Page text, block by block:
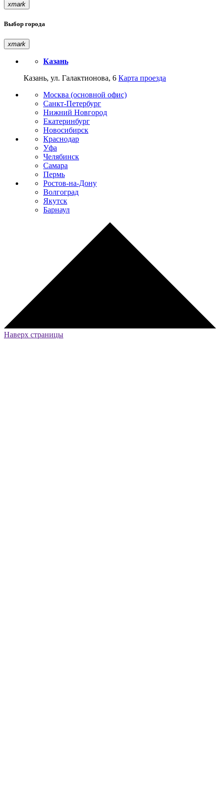
xmark
Выбор города
xmark
Казань
Казань, ул. Галактионова, 6 Карта проезда
Москва (основной офис)
Санкт-Петербург
Нижний Новгород
Екатеринбург
Новосибирск
Краснодар
Уфа
Челябинск
Самара
Пермь
Ростов-на-Дону
Волгоград
Якутск
Барнаул
Наверх страницы